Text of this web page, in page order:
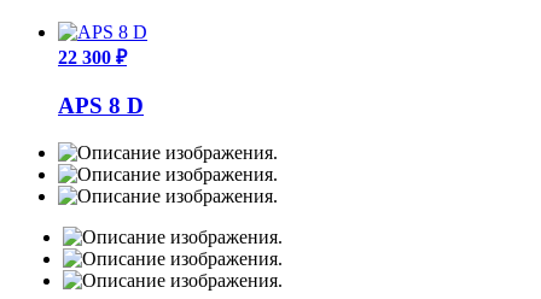
22 300 ₽
APS 8 D